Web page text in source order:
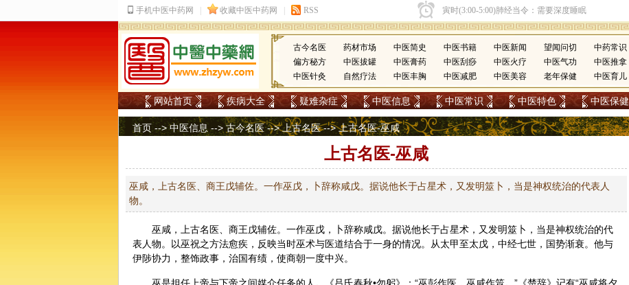
古今名医 药材市场 中医简史 中医书籍 中医新闻 望闻问切 中药常识
偏方秘方
中医拔罐 中医膏药 中医刮痧 中医火疗 中医气功 中医推拿
中医针灸
自然疗法 中医丰胸 中医减肥 中医美容 老年保健 中医育儿
网站首页 疾病大全 疑难杂症 中医信息 中医常识 中医特色 中医保健
首页 -->中医信息 -->古今名医-->上古名医--> 上古名医-巫咸
上古名医-巫咸
巫咸，上古名医、商王戊辅佐。一作巫戊，卜辞称咸戊。据说他长于占星术，又发明筮卜，当是神权统治的代表人
物。
巫咸，上古名医、商王戊辅佐。一作巫戊，卜辞称咸戊。据说他长于占星术，又发明筮卜，当是神权统治的代
表人物。以巫祝之方法愈疾，反映当时巫术与医道结合于一身的情况。从太甲至太戊，中经七世，国势渐衰。他与
伊陟协力，整饰政事，治国有绩，使商朝一度中兴。